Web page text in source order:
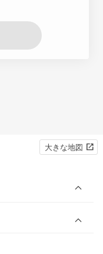
大きな地図